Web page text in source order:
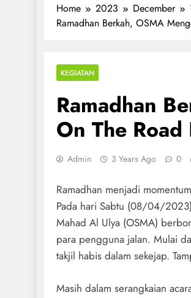
Home 2023 December
Ramadhan Berkah, OSMA
KEGIATAN
Ramadhan
On The
Admin 3 Years Ago 0
Ramadhan menjadi
Pada hari Sabtu (08/04/
Mahad Al Ulya (OSMA)
para pengguna jalan. Mulai
takjil habis dalam sekejap.
Masih dalam serangkaian